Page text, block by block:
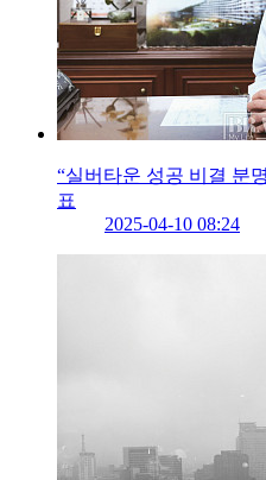
“실버타운 성공 비결 분
표
2025-04-10 08:24